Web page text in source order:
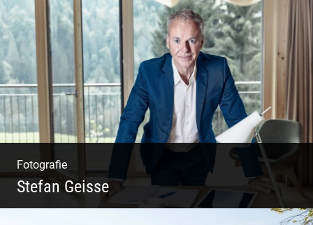
Shooting: Achtsamkeitstrainer
Fotografie
Stefan Geisse